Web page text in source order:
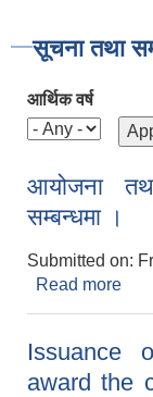
सूचना तथा
आर्थिक वर्ष
आयोजना
सम्बन्धमा ।
Submitted on:
Read more
Issuance
award the